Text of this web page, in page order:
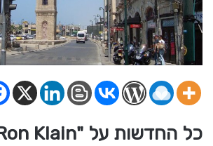
כל החדשות על "Ron Klain"